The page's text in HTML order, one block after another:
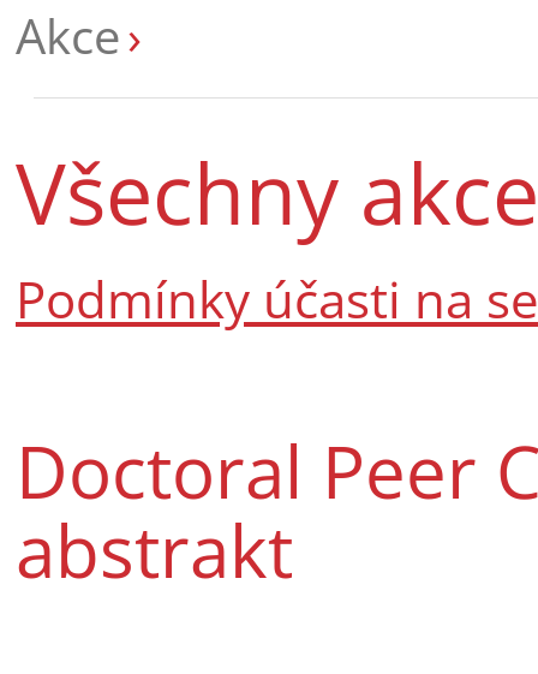
Akce
Všechny akce
Podmínky účasti na
Doctoral Peer
abstrakt